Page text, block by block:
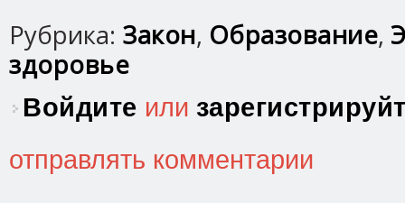
Рубрика: Закон, Образование,
здоровье
Войдите или
отправлять комментарии